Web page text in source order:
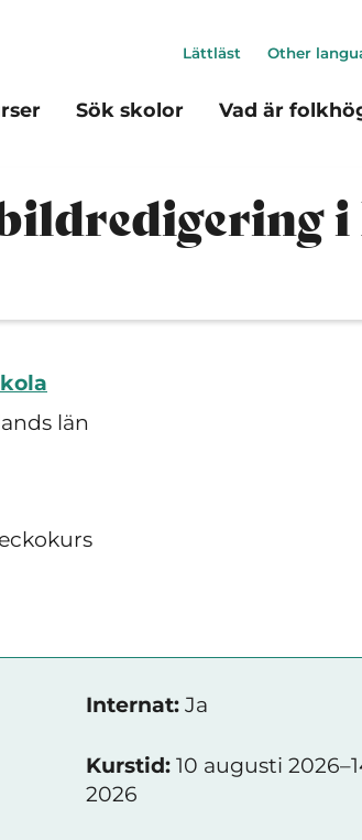
Sök skolor Vad är
Lättläst Other
län
Internat: Ja
Kurstid: 10 augusti
2026